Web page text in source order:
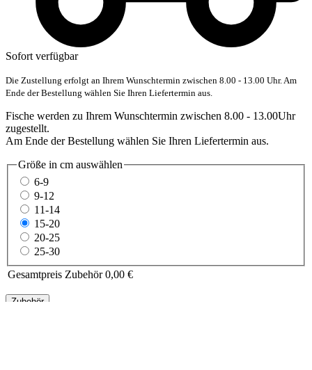
Sofort verfügbar
Die Zustellung erfolgt an Ihrem Wunschtermin zwischen 8.00 - 13.00 Uhr. Am
Ende der Bestellung wählen Sie Ihren Liefertermin aus.
Fische werden zu Ihrem Wunschtermin zwischen 8.00 - 13.00Uhr
zugestellt.
Am Ende der Bestellung wählen Sie Ihren Liefertermin aus.
Größe in cm auswählen
6-9
9-12
11-14
15-20
20-25
25-30
Gesamtpreis Zubehör 0,00 €
Zubehör